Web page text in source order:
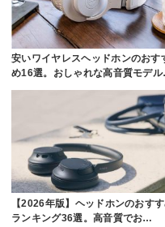
安いワイヤレスヘッドホンのおす
め16選。おしゃれな高音質モデ
【2026年版】ヘッドホンのおす
ランキング36選。高音質でお…